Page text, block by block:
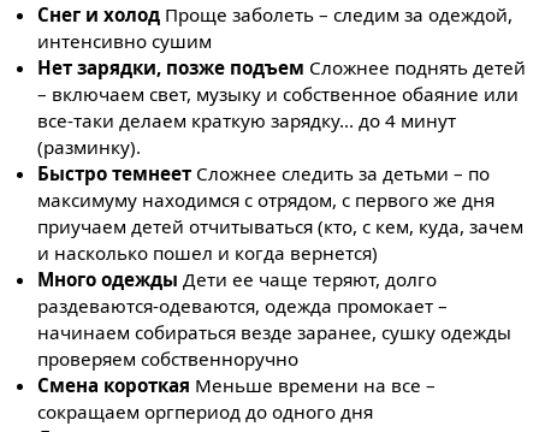
Снег и холод Проще заболеть – следим за одеждой,
интенсивно сушим
Нет зарядки, позже подъем Сложнее поднять детей
– включаем свет, музыку и собственное обаяние или
все-таки делаем краткую зарядку... до 4 минут
(разминку).
Быстро темнеет Сложнее следить за детьми – по
максимуму находимся с отрядом, с первого же дня
приучаем детей отчитываться (кто, с кем, куда, зачем
и насколько пошел и когда вернется)
Много одежды Дети ее чаще теряют, долго
раздеваются-одеваются, одежда промокает –
начинаем собираться везде заранее, сушку одежды
проверяем собственноручно
Смена короткая Меньше времени на все –
сокращаем оргпериод до одного дня